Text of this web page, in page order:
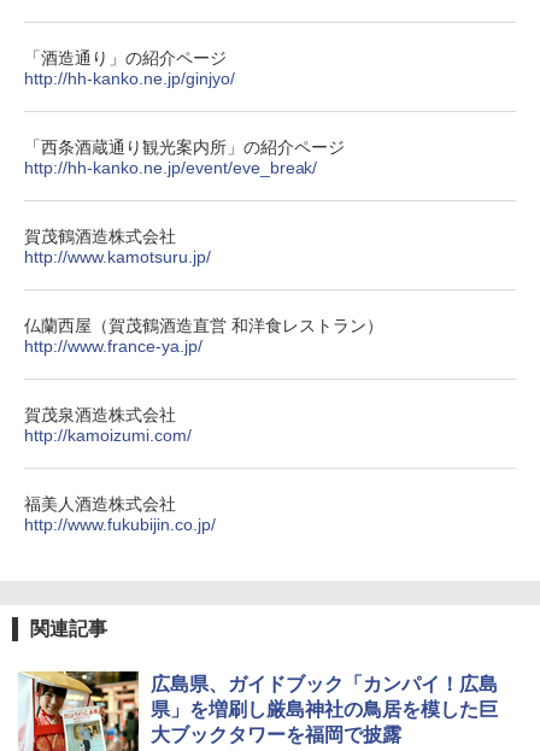
「酒造通り」の紹介ページ
http://hh-kanko.ne.jp/ginjyo/
「西条酒蔵通り観光案内所」の紹介ページ
http://hh-kanko.ne.jp/event/eve_break/
賀茂鶴酒造株式会社
http://www.kamotsuru.jp/
仏蘭西屋（賀茂鶴酒造直営 和洋食レストラン）
http://www.france-ya.jp/
賀茂泉酒造株式会社
http://kamoizumi.com/
福美人酒造株式会社
http://www.fukubijin.co.jp/
関連記事
広島県、ガイドブック「カンパイ！広島
県」を増刷し厳島神社の鳥居を模した巨
大ブックタワーを福岡で披露